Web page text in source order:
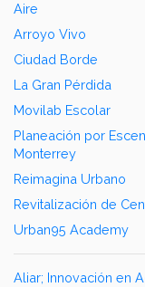
Aire
Arroyo Vivo
Ciudad Borde
La Gran Pérdida
Movilab Escolar
Planeación por
Monterrey
Reimagina Urbano
Revitalización de
Urban95 Academy
Aliar; Innovación en